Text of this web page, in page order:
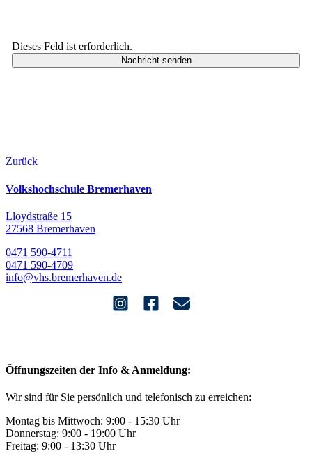
Dieses Feld ist erforderlich.
Nachricht senden
Zurück
Volkshochschule Bremerhaven
Lloydstraße 15
27568 Bremerhaven
0471 590-4711
0471 590-4709
info@vhs.bremerhaven.de
Öffnungszeiten der Info & Anmeldung:
Wir sind für Sie persönlich und telefonisch zu erreichen:
Montag bis Mittwoch: 9:00 - 15:30 Uhr
Donnerstag: 9:00 - 19:00 Uhr
Freitag: 9:00 - 13:30 Uhr